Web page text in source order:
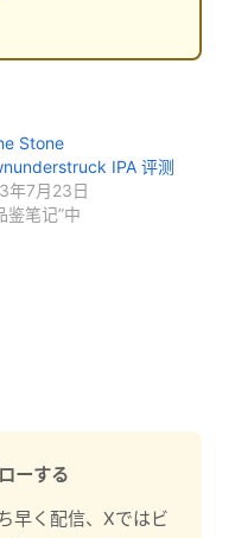
Stone
IPA 评测
年7月23日
鉴笔记”中
ーする
早く配信、Xではビ